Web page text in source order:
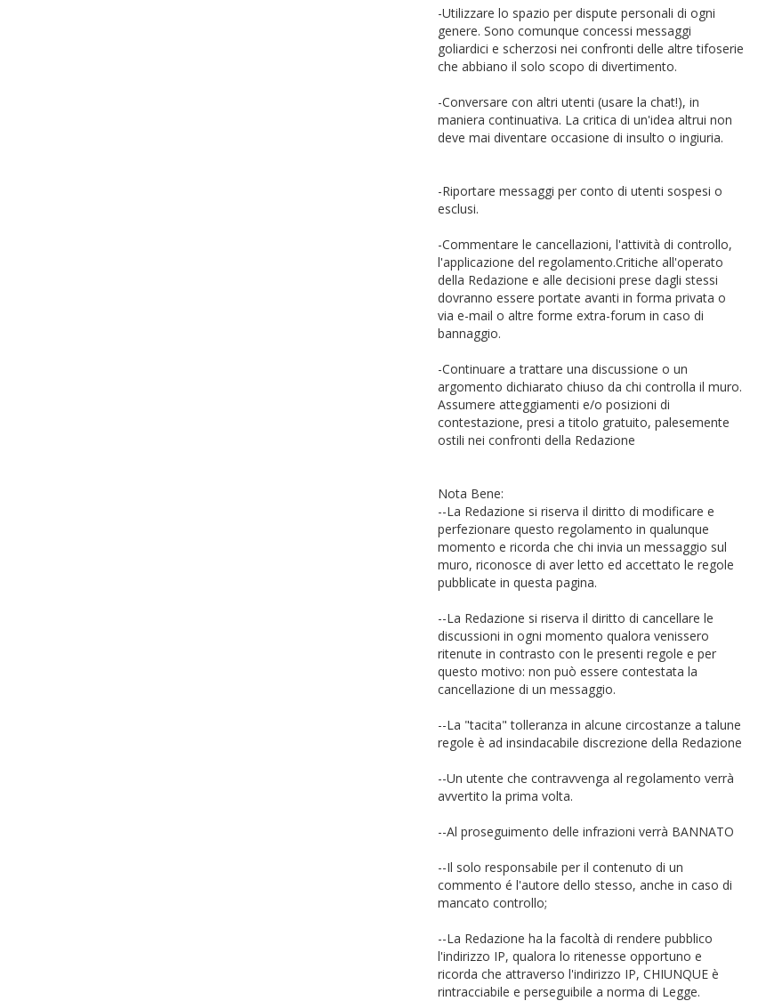
-Utilizzare lo spazio per dispute personali di ogni
genere. Sono comunque concessi messaggi
goliardici e scherzosi nei confronti delle altre tifoserie
che abbiano il solo scopo di divertimento.
-Conversare con altri utenti (usare la chat!), in
maniera continuativa. La critica di un'idea altrui non
deve mai diventare occasione di insulto o ingiuria.
-Riportare messaggi per conto di utenti sospesi o
esclusi.
-Commentare le cancellazioni, l'attività di controllo,
l'applicazione del regolamento.Critiche all'operato
della Redazione e alle decisioni prese dagli stessi
dovranno essere portate avanti in forma privata o
via e-mail o altre forme extra-forum in caso di
bannaggio.
-Continuare a trattare una discussione o un
argomento dichiarato chiuso da chi controlla il muro.
Assumere atteggiamenti e/o posizioni di
contestazione, presi a titolo gratuito, palesemente
ostili nei confronti della Redazione
Nota Bene:
--La Redazione si riserva il diritto di modificare e
perfezionare questo regolamento in qualunque
momento e ricorda che chi invia un messaggio sul
muro, riconosce di aver letto ed accettato le regole
pubblicate in questa pagina.
--La Redazione si riserva il diritto di cancellare le
discussioni in ogni momento qualora venissero
ritenute in contrasto con le presenti regole e per
questo motivo: non può essere contestata la
cancellazione di un messaggio.
--La "tacita" tolleranza in alcune circostanze a talune
regole è ad insindacabile discrezione della Redazione
--Un utente che contravvenga al regolamento verrà
avvertito la prima volta.
--Al proseguimento delle infrazioni verrà BANNATO
--Il solo responsabile per il contenuto di un
commento é l'autore dello stesso, anche in caso di
mancato controllo;
--La Redazione ha la facoltà di rendere pubblico
l'indirizzo IP, qualora lo ritenesse opportuno e
ricorda che attraverso l'indirizzo IP, CHIUNQUE è
rintracciabile e perseguibile a norma di Legge.